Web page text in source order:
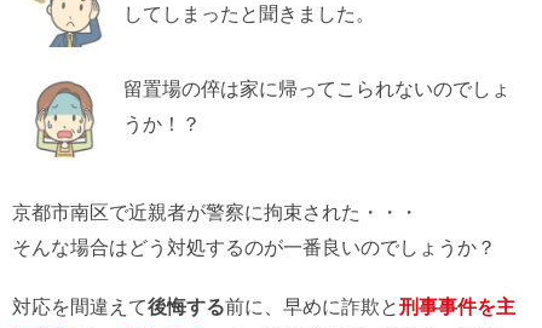
してしまったと聞きました。
留置場の倅は家に帰ってこられないのでしょ
うか！？
京都市南区で近親者が警察に拘束された・・・
そんな場合はどう対処するのが一番良いのでしょうか？
対応を間違えて後悔する前に、早めに詐欺と刑事事件を主